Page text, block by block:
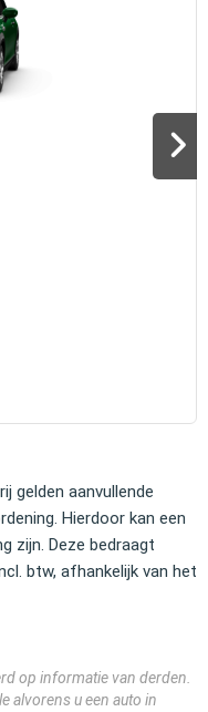
gelden aanvullende
Hierdoor kan een
zijn. Deze bedraagt
btw, afhankelijk van het
op informatie van derden.
alvorens u een auto in